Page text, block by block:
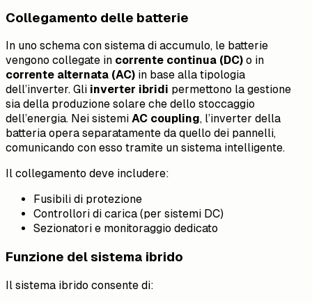
Collegamento delle batterie
In uno schema con sistema di accumulo, le batterie
vengono collegate in corrente continua (DC) o in
corrente alternata (AC) in base alla tipologia
dell’inverter. Gli inverter ibridi permettono la gestione
sia della produzione solare che dello stoccaggio
dell’energia. Nei sistemi AC coupling, l’inverter della
batteria opera separatamente da quello dei pannelli,
comunicando con esso tramite un sistema intelligente.
Il collegamento deve includere:
Fusibili di protezione
Controllori di carica (per sistemi DC)
Sezionatori e monitoraggio dedicato
Funzione del sistema ibrido
Il sistema ibrido consente di: